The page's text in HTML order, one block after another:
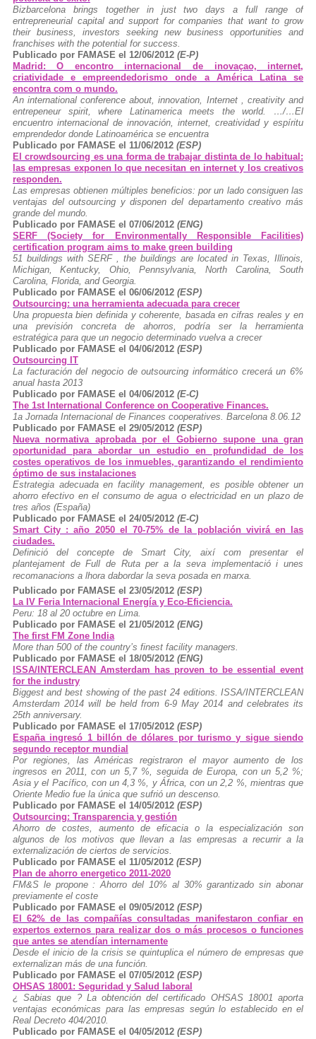
Bizbarcelona brings together in just two days a full range of
entrepreneurial capital and support for companies that want to grow
their business, investors seeking new business opportunities and
franchises with the potential for success.
Publicado por FAMASE el 12/06/2012 (E-P)
Madrid: O encontro internacional de inovaçao, internet,
criatividade e empreendedorismo onde a América Latina se
encontra com o mundo.
An international conference about, innovation, Internet , creativity and
entrepeneur spirit, where Latinamerica meets the world. …/…El
encuentro internacional de innovación, internet, creatividad y espíritu
emprendedor donde Latinoamérica se encuentra
Publicado por FAMASE el 11/06/2012 (ESP)
El crowdsourcing es una forma de trabajar distinta de lo habitual:
las empresas exponen lo que necesitan en internet y los creativos
responden.
Las empresas obtienen múltiples beneficios: por un lado consiguen las
ventajas del outsourcing y disponen del departamento creativo más
grande del mundo.
Publicado por FAMASE el 07/06/2012 (ENG)
SERF (Society for Environmentally Responsible Facilities)
certification program aims to make green building
51 buildings with SERF , the buildings are located in Texas, Illinois,
Michigan, Kentucky, Ohio, Pennsylvania, North Carolina, South
Carolina, Florida, and Georgia.
Publicado por FAMASE el 06/06/2012 (ESP)
Outsourcing: una herramienta adecuada para crecer
Una propuesta bien definida y coherente, basada en cifras reales y en
una previsión concreta de ahorros, podría ser la herramienta
estratégica para que un negocio determinado vuelva a crecer
Publicado por FAMASE el 04/06/2012 (ESP)
Outsourcing IT
La facturación del negocio de outsourcing informático crecerá un 6%
anual hasta 2013
Publicado por FAMASE el 04/06/2012 (E-C)
The 1st International Conference on Cooperative Finances.
1a Jornada Internacional de Finances cooperatives. Barcelona 8.06.12
Publicado por FAMASE el 29/05/2012 (ESP)
Nueva normativa aprobada por el Gobierno supone una gran
oportunidad para abordar un estudio en profundidad de los
costes operativos de los inmuebles, garantizando el rendimiento
óptimo de sus instalaciones
Estrategia adecuada en facility management, es posible obtener un
ahorro efectivo en el consumo de agua o electricidad en un plazo de
tres años (España)
Publicado por FAMASE el 24/05/2012 (E-C)
Smart City : año 2050 el 70-75% de la población vivirá en las
ciudades.
Definició del concepte de Smart City, així com presentar el
plantejament de Full de Ruta per a la seva implementació i unes
recomanacions a lhora dabordar la seva posada en marxa.
Publicado por FAMASE el 23/05/2012 (ESP)
La IV Feria Internacional Energía y Eco-Eficiencia.
Peru: 18 al 20 octubre en Lima.
Publicado por FAMASE el 21/05/2012 (ENG)
The first FM Zone India
More than 500 of the country’s finest facility managers.
Publicado por FAMASE el 18/05/2012 (ENG)
ISSA/INTERCLEAN Amsterdam has proven to be essential event
for the industry
Biggest and best showing of the past 24 editions. ISSA/INTERCLEAN
Amsterdam 2014 will be held from 6-9 May 2014 and celebrates its
25th anniversary.
Publicado por FAMASE el 17/05/2012 (ESP)
España ingresó 1 billón de dólares por turismo y sigue siendo
segundo receptor mundial
Por regiones, las Américas registraron el mayor aumento de los
ingresos en 2011, con un 5,7 %, seguida de Europa, con un 5,2 %;
Asia y el Pacífico, con un 4,3 %, y África, con un 2,2 %, mientras que
Oriente Medio fue la única que sufrió un descenso.
Publicado por FAMASE el 14/05/2012 (ESP)
Outsourcing: Transparencia y gestión
Ahorro de costes, aumento de eficacia o la especialización son
algunos de los motivos que llevan a las empresas a recurrir a la
externalización de ciertos de servicios.
Publicado por FAMASE el 11/05/2012 (ESP)
Plan de ahorro energetico 2011-2020
FM&S le propone : Ahorro del 10% al 30% garantizado sin abonar
previamente el coste
Publicado por FAMASE el 09/05/2012 (ESP)
El 62% de las compañías consultadas manifestaron confiar en
expertos externos para realizar dos o más procesos o funciones
que antes se atendían internamente
Desde el inicio de la crisis se quintuplica el número de empresas que
externalizan más de una función.
Publicado por FAMASE el 07/05/2012 (ESP)
OHSAS 18001: Seguridad y Salud laboral
¿ Sabias que ? La obtención del certificado OHSAS 18001 aporta
ventajas económicas para las empresas según lo establecido en el
Real Decreto 404/2010.
Publicado por FAMASE el 04/05/2012 (ESP)